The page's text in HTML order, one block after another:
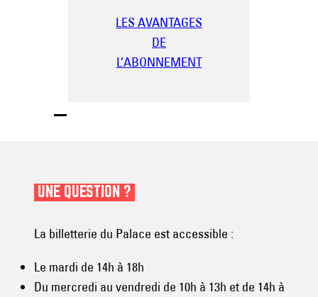
LES AVANTAGES
DE
L’ABONNEMENT
UNE QUESTION ?
La billetterie du Palace est accessible :
Le mardi de 14h à 18h
Du mercredi au vendredi de 10h à 13h et de 14h à